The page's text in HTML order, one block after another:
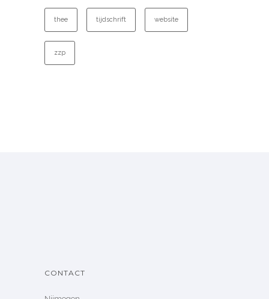
thee tijdschrift website
zzp
CONTACT